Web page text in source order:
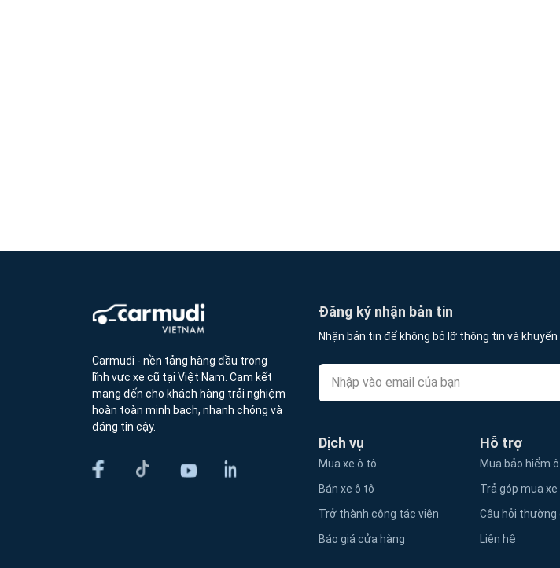
Carmudi - nền tảng hàng đầu trong
lĩnh vực xe cũ tại Việt Nam. Cam kết
mang đến cho khách hàng trải nghiệm
hoàn toàn minh bạch, nhanh chóng và
đáng tin cậy.
Đăng ký nhận bản tin
Nhận bản tin để không bỏ lỡ thông tin và
Dịch vụ
Mua xe ô tô
Bán xe ô tô
Trở thành cộng tác viên
Báo giá cửa hàng
Hỗ trợ
Mua bảo hiểm
Trả góp mua xe
Câu hỏi thường
Liên hệ